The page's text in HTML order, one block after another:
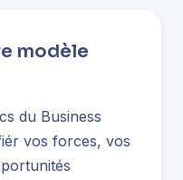
modèle
du Business
vos forces, vos